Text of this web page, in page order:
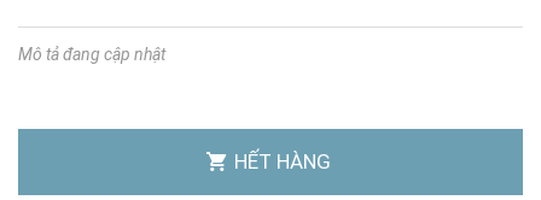
Mô tả đang cập nhật
HẾT HÀNG